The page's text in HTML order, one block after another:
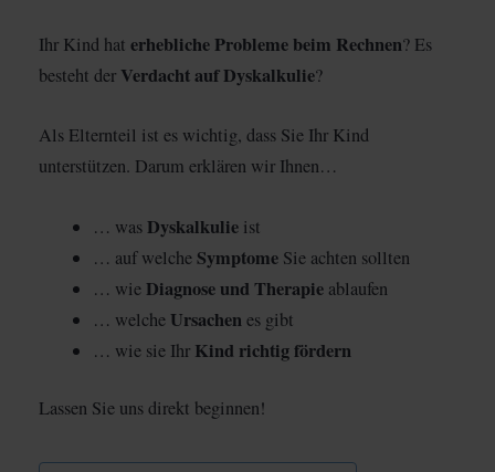
Ihr Kind hat erhebliche Probleme beim Rechnen? Es
besteht der Verdacht auf Dyskalkulie?
Als Elternteil ist es wichtig, dass Sie Ihr Kind
unterstützen. Darum erklären wir Ihnen…
… was Dyskalkulie ist
… auf welche Symptome Sie achten sollten
… wie Diagnose und Therapie ablaufen
… welche Ursachenes gibt
… wie sie Ihr Kind richtig fördern
Lassen Sie uns direkt beginnen!